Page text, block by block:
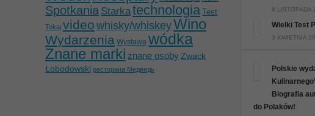
Spotkania Starkatechnologia Test
Tokaj videowhisky/whiskeyWino
Wydarzenia Wystawa wódka
Znane marki znane osoby Zwack
Łobodowski ресторана Медведь
8 LISTOPADA
Wielki Test
3 KWIETNIA
Polskie
Biografia
do Polaków!